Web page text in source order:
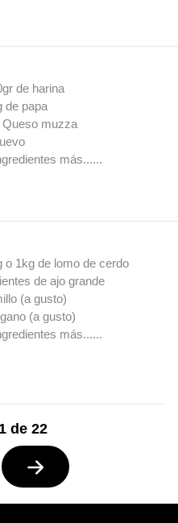
de harina
de papa
Queso muzza
más......
o 1kg de lomo de cerdo
de ajo grande
(a gusto)
(a gusto)
más......
de 22